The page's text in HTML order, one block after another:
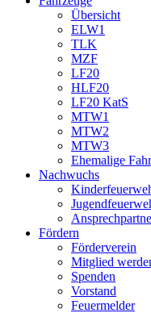
Übersicht
ELW1
TLK
MZF
LF20
HLF20
LF20 KatS
MTW1
MTW2
MTW3
Ehemalige
Nachwuchs
Fördern
Förderverein
Mitglied
Spenden
Vorstand
Feuermelder